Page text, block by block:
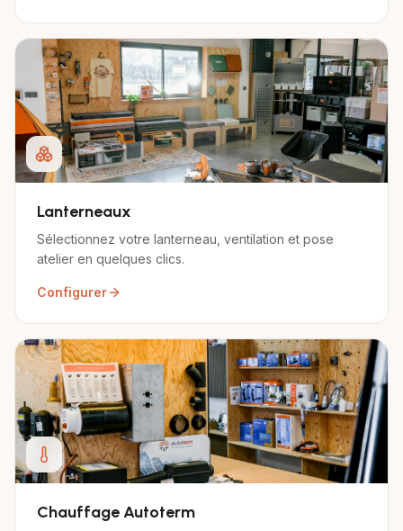
Lanterneaux
Sélectionnez votre lanterneau, ventilation et pose
atelier en quelques clics.
Configurer
Chauffage Autoterm